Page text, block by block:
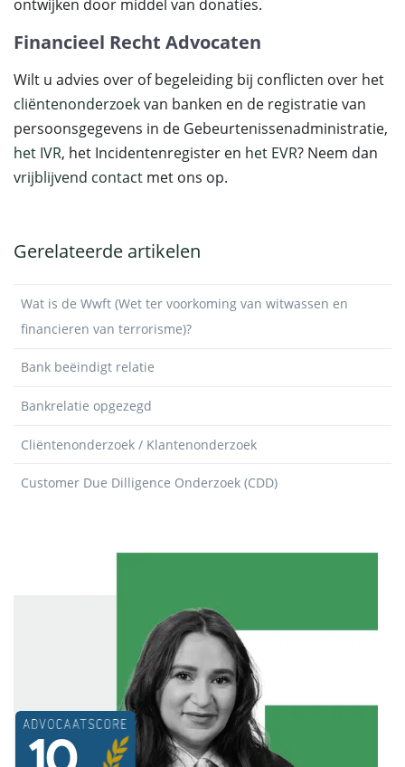
ontwijken door middel van donaties.
Financieel Recht Advocaten
Wilt u advies over of begeleiding bij conflicten over het
cliëntenonderzoekvan banken en de registratie van
persoonsgegevens in de Gebeurtenissenadministratie,
het IVR, het Incidentenregister en het EVR? Neem dan
vrijblijvend contact met ons op.
Gerelateerde artikelen
Wat is de Wwft (Wet ter voorkoming van witwassen en
financieren van terrorisme)?
Bank beëindigt relatie
Bankrelatie opgezegd
Cliëntenonderzoek / Klantenonderzoek
Customer Due Dilligence Onderzoek (CDD)